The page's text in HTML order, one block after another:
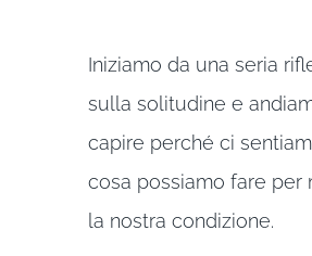
Iniziamo da una seria
sulla solitudine e
capire perché ci
cosa possiamo fare per
la nostra condizione.